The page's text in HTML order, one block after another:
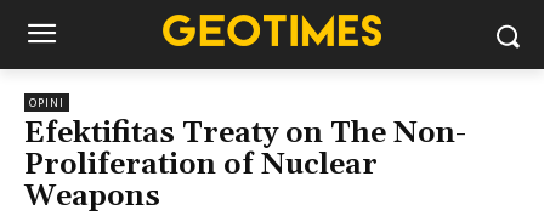
OPINI
Efektifitas Treaty on The Non-
Proliferation of Nuclear
Weapons